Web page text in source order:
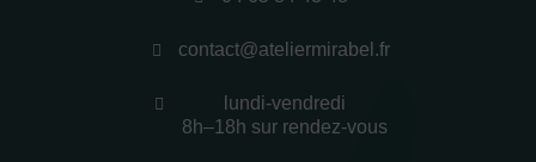
contact@ateliermirabel.fr
lundi-vendredi
8h–18h sur rendez-vous